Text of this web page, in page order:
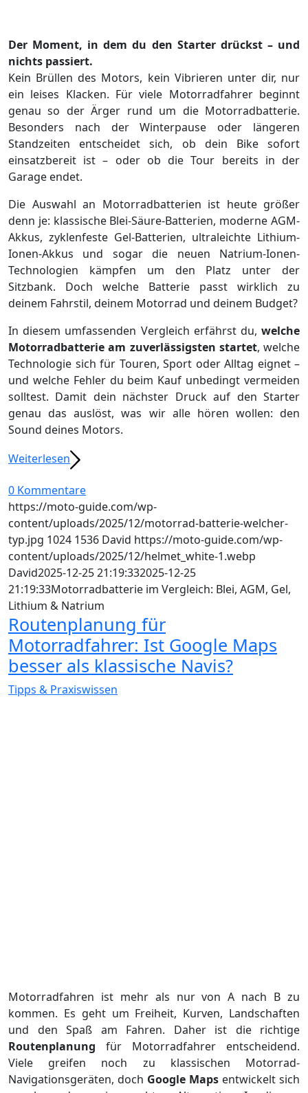
Der Moment, in dem du den Starter drückst – und
nichts passiert.
Kein Brüllen des Motors, kein Vibrieren unter dir, nur
ein leises Klacken. Für viele Motorradfahrer beginnt
genau so der Ärger rund um die Motorradbatterie.
Besonders nach der Winterpause oder längeren
Standzeiten entscheidet sich, ob dein Bike sofort
einsatzbereit ist – oder ob die Tour bereits in der
Garage endet.
Die Auswahl an Motorradbatterien ist heute größer
denn je: klassische Blei-Säure-Batterien, moderne AGM-
Akkus, zyklenfeste Gel-Batterien, ultraleichte Lithium-
Ionen-Akkus und sogar die neuen Natrium-Ionen-
Technologien kämpfen um den Platz unter der
Sitzbank. Doch welche Batterie passt wirklich zu
deinem Fahrstil, deinem Motorrad und deinem Budget?
In diesem umfassenden Vergleich erfährst du, welche
Motorradbatterie am zuverlässigsten startet, welche
Technologie sich für Touren, Sport oder Alltag eignet –
und welche Fehler du beim Kauf unbedingt vermeiden
solltest. Damit dein nächster Druck auf den Starter
genau das auslöst, was wir alle hören wollen: den
Sound deines Motors.
Weiterlesen
0 Kommentare
https://moto-guide.com/wp-
content/uploads/2025/12/motorrad-batterie-welcher-
typ.jpg 1024 1536 David https://moto-guide.com/wp-
content/uploads/2025/12/helmet_white-1.webp
David2025-12-25 21:19:332025-12-25
21:19:33Motorradbatterie im Vergleich: Blei, AGM, Gel,
Lithium & Natrium
Routenplanung für
Motorradfahrer: Ist Google Maps
besser als klassische Navis?
Tipps & Praxiswissen
Motorradfahren ist mehr als nur von A nach B zu
kommen. Es geht um Freiheit, Kurven, Landschaften
und den Spaß am Fahren. Daher ist die richtige
Routenplanung für Motorradfahrer entscheidend.
Viele greifen noch zu klassischen Motorrad-
Navigationsgeräten, doch Google Maps entwickelt sich